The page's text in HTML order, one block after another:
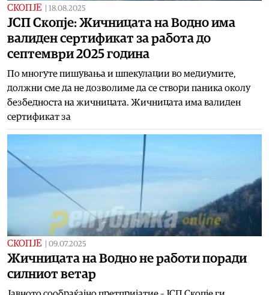
СКОПЈЕ 18.08.2025
ЈСП Скопје: Жичницата на Водно има
валиден сертификат за работа до
септември 2025 година
По многуте пишувања и шпекулации во медиумите,
должни сме да не дозволиме да се створи паника околу
безбедноста на жичницата. Жичницата има валиден
сертификат за
СКОПЈЕ 09.07.2025
Жичницата на Водно не работи поради
силниот ветар